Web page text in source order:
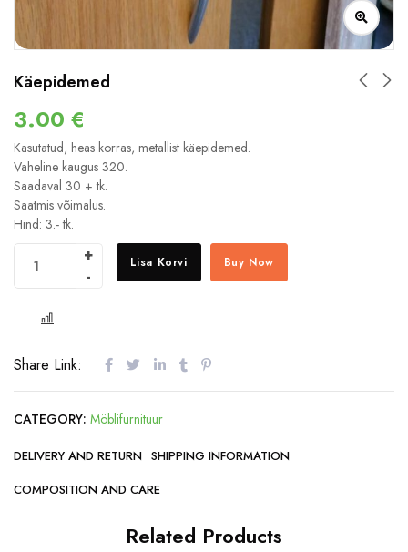
Käepidemed
3.00 €
Kasutatud, heas korras, metallist käepidemed.
Vaheline kaugus 320.
Saadaval 30 + tk.
Saatmis võimalus.
Hind: 3.- tk.
Lisa Korvi Buy Now
Share Link:
CATEGORY: Möblifurnituur
DELIVERY AND RETURN SHIPPING INFORMATION
COMPOSITION AND CARE
Related Products